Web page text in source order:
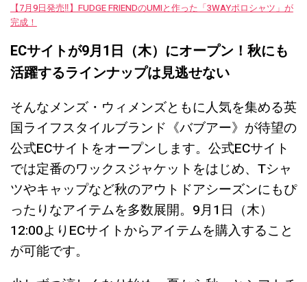
【7月9日発売‼︎】FUDGE FRIENDのUMIと作った「3WAYポロシャツ」が
完成！
ECサイトが9月1日（木）にオープン！秋にも
活躍するラインナップは見逃せない
そんなメンズ・ウィメンズともに人気を集める英
国ライフスタイルブランド《バブアー》が待望の
公式ECサイトをオープンします。公式ECサイト
では定番のワックスジャケットをはじめ、Tシャ
ツやキャップなど秋のアウトドアシーズンにもぴ
ったりなアイテムを多数展開。9月1日（木）
12:00よりECサイトからアイテムを購入すること
が可能です。